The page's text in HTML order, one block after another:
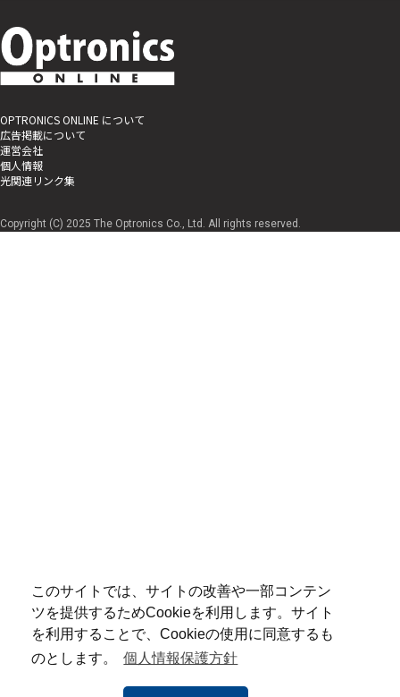
このサイトでは、サイトの改善や一部コンテン
ツを提供するためCookieを利用します。サイト
を利用することで、Cookieの使用に同意するも
のとします。
個人情報保護方針
OPTRONICS ONLINE について
広告掲載について
運営会社
個人情報
光関連リンク集
Copyright (C) 2025 The Optronics Co., Ltd. All rights reserved.